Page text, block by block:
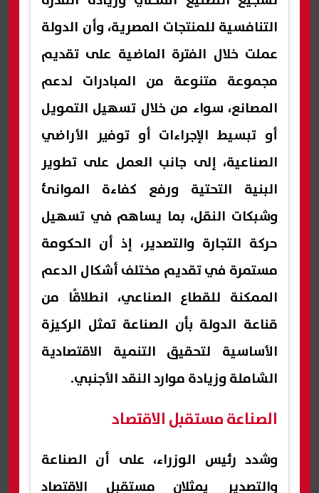
التنافسية للمنتجات المصرية، وأن الدولة
عملت خلال الفترة الماضية على تقديم
مجموعة متنوعة من المبادرات لدعم
المصانع، سواء من خلال تسهيل التمويل
أو تبسيط الإجراءات أو توفير الأراضي
الصناعية، إلى جانب العمل على تطوير
البنية التحتية ورفع كفاءة الموانئ
وشبكات النقل، بما يساهم في تسهيل
حركة التجارة والتصدير، إذ أن الحكومة
مستمرة في تقديم مختلف أشكال الدعم
الممكنة للقطاع الصناعي، انطلاقًا من
قناعة الدولة بأن الصناعة تمثل الركيزة
الأساسية لتحقيق التنمية الاقتصادية
الشاملة وزيادة موارد النقد الأجنبي.
الصناعة مستقبل الاقتصاد
وشدد رئيس الوزراء، على أن الصناعة
والتصدير يمثلان مستقبل الاقتصاد